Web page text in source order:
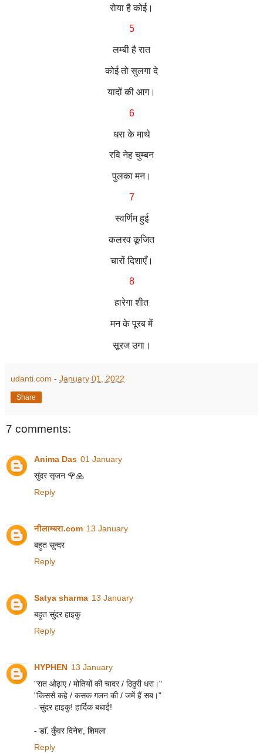
रोया है कोई।
5
लम्बी है रात
कोई तो सुलगा दे
यादों की आग।
6
धरा के माथे
रवि नेह चुम्बन
पुलका मन।
7
स्वर्णिम हुई
कलरव कूजित
चारों दिशाएँ।
8
हारेगा शीत
मन के पूरब में
सूरज उगा।
udanti.com - January 01, 2022
Share
7 comments:
Anima Das 01 January
सुंदर सृजन 🌹🙏
Reply
नीलाम्बरा.com 13 January
बहुत सुन्दर
Reply
Satya sharma 13 January
बहुत सुंदर हाइकु
Reply
HYPHEN 13 January
"रात ओढ़ाए / मोतियों की चादर / ठिठुरी धरा।"
"किससे कहे / कसक गलन की / जमें हैं सब।"
- सुंदर हाइकु! हार्दिक बधाई!
- डाॅ. कुँवर दिनेश, शिमला
Reply